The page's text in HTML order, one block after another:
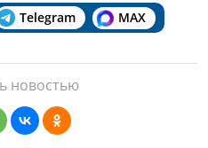
Telegram MAX
новостью